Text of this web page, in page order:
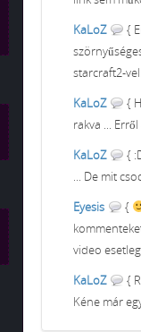
KaLoZ
{
starcraft2-
KaLoZ
{
rakva ...
KaLoZ
{
... De mit
Eyesis
{
video
KaLoZ
{
Kéne már